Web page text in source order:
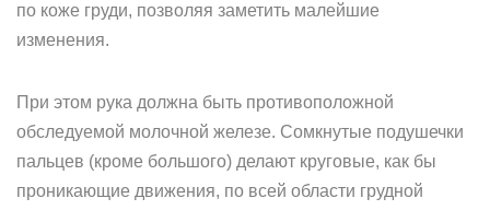
по коже груди, позволяя заметить малейшие
изменения.
При этом рука должна быть противоположной
обследуемой молочной железе. Сомкнутые подушечки
пальцев (кроме большого) делают круговые, как бы
проникающие движения, по всей области грудной